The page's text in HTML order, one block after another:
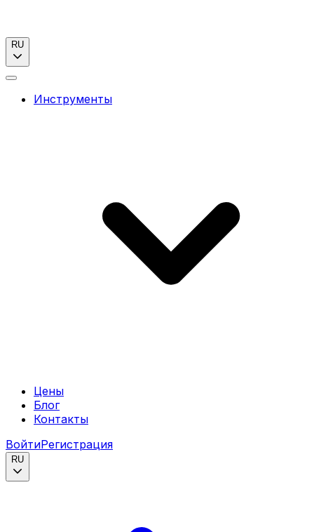
RU
Инструменты
Цены
Блог
Контакты
ВойтиРегистрация
RU